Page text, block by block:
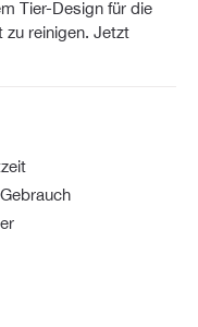
Tier-Design für die
zu reinigen. Jetzt